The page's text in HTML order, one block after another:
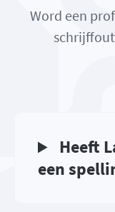
Word een
Heeft
een